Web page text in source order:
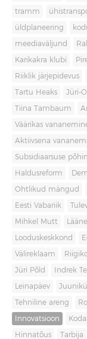
tramm
üldplaneering
meediaväljund
Karikakra klubi
Riiklik järjepidevus
Tartu Heaks Jüri-
Tiina Tambaum
Väärikas
Aktiivsena
Subsidiaarsuse
Haldusreform
Ohtlikud mängud
Eesti Vabariik
Mihkel Mutt
Looduskeskkond
Välireklaam
Jüri Põld Indrek
Leinapäev
Tehniline areng
Innovatsioon
Hinnatõus Tarbija